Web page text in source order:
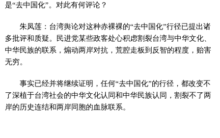
是“去中国化”。对此有何评论？
朱凤莲：台湾舆论对这种赤裸裸的“去中国化”行径已提出诸
多批评和质疑。民进党某些政客处心积虑割裂台湾与中华文化、
中华民族的联系，煽动两岸对抗，荒腔走板到反智的程度，贻害
无穷。
事实已经并将继续证明，任何“去中国化”的行径，都改变不
了深植于台湾社会的中华文化认同和中华民族认同，割裂不了两
岸的历史连结和两岸同胞的血脉联系。